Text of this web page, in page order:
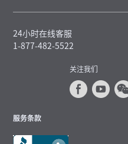
24小时在线客服
1-877-482-5522
关注我们
服务条款